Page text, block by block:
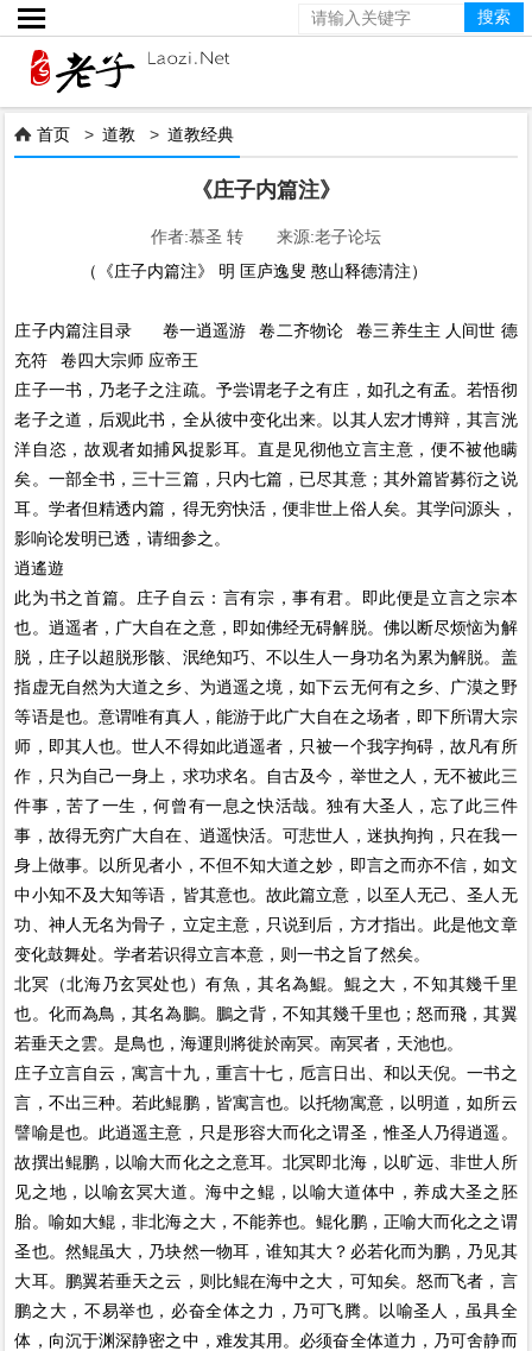

 首页 >道教 >道教经典
《庄子内篇注》
作者:慕圣 转 来源:老子论坛
（《庄子内篇注》 明 匡庐逸叟 憨山释德清注）
庄子内篇注目录 卷一逍遥游 卷二齐物论 卷三养生主 人间世 德
充符 卷四大宗师 应帝王
庄子一书，乃老子之注疏。予尝谓老子之有庄，如孔之有孟。若悟彻
老子之道，后观此书，全从彼中变化出来。以其人宏才博辩，其言洸
洋自恣，故观者如捕风捉影耳。直是见彻他立言主意，便不被他瞒
矣。一部全书，三十三篇，只内七篇，已尽其意；其外篇皆募衍之说
耳。学者但精透内篇，得无穷快活，便非世上俗人矣。其学问源头，
影响论发明已透，请细参之。
逍遙遊
此为书之首篇。庄子自云：言有宗，事有君。即此便是立言之宗本
也。逍遥者，广大自在之意，即如佛经无碍解脱。佛以断尽烦恼为解
脱，庄子以超脱形骸、泯绝知巧、不以生人一身功名为累为解脱。盖
指虚无自然为大道之乡、为逍遥之境，如下云无何有之乡、广漠之野
等语是也。意谓唯有真人，能游于此广大自在之场者，即下所谓大宗
师，即其人也。世人不得如此逍遥者，只被一个我字拘碍，故凡有所
作，只为自己一身上，求功求名。自古及今，举世之人，无不被此三
件事，苦了一生，何曾有一息之快活哉。独有大圣人，忘了此三件
事，故得无穷广大自在、逍遥快活。可悲世人，迷执拘拘，只在我一
身上做事。以所见者小，不但不知大道之妙，即言之而亦不信，如文
中小知不及大知等语，皆其意也。故此篇立意，以至人无己、圣人无
功、神人无名为骨子，立定主意，只说到后，方才指出。此是他文章
变化鼓舞处。学者若识得立言本意，则一书之旨了然矣。
北冥（北海乃玄冥处也）有魚，其名為鯤。鯤之大，不知其幾千里
也。化而為鳥，其名為鵬。鵬之背，不知其幾千里也；怒而飛，其翼
若垂天之雲。是鳥也，海運則將徙於南冥。南冥者，天池也。
庄子立言自云，寓言十九，重言十七，卮言日出、和以天倪。一书之
言，不出三种。若此鲲鹏，皆寓言也。以托物寓意，以明道，如所云
譬喻是也。此逍遥主意，只是形容大而化之谓圣，惟圣人乃得逍遥。
故撰出鲲鹏，以喻大而化之之意耳。北冥即北海，以旷远、非世人所
见之地，以喻玄冥大道。海中之鲲，以喻大道体中，养成大圣之胚
胎。喻如大鲲，非北海之大，不能养也。鲲化鹏，正喻大而化之之谓
圣也。然鲲虽大，乃块然一物耳，谁知其大？必若化而为鹏，乃见其
大耳。鹏翼若垂天之云，则比鲲在海中之大，可知矣。怒而飞者，言
鹏之大，不易举也，必奋全体之力，乃可飞腾。以喻圣人，虽具全
体，向沉于渊深静密之中，难发其用。必须奋全体道力，乃可舍静而